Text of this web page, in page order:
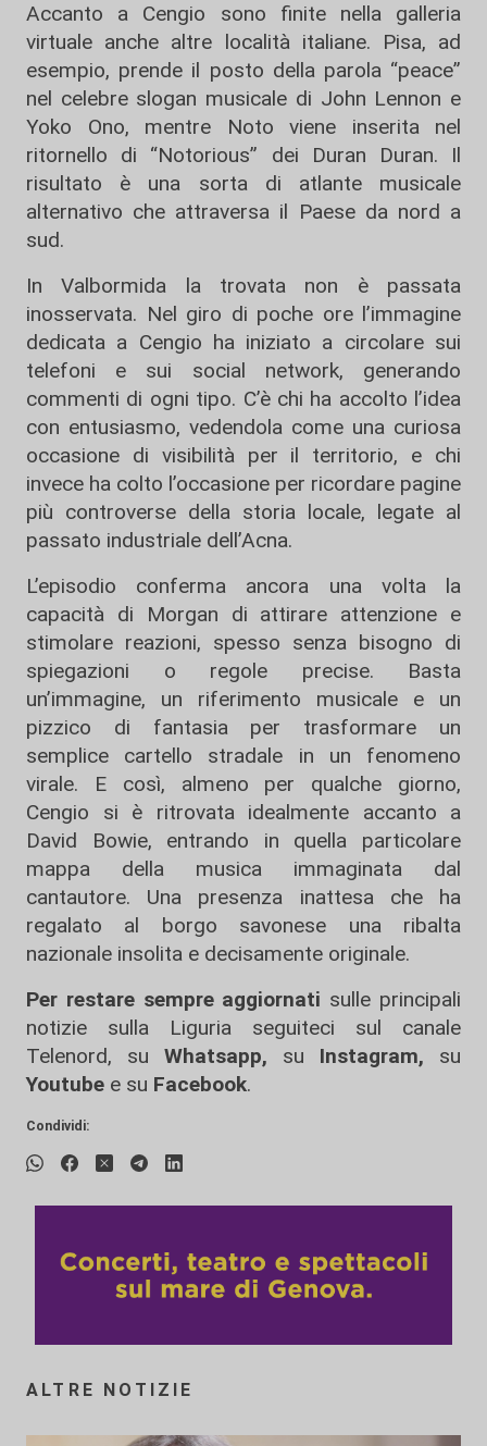
Accanto a Cengio sono finite nella galleria
virtuale anche altre località italiane. Pisa, ad
esempio, prende il posto della parola “peace”
nel celebre slogan musicale di John Lennon e
Yoko Ono, mentre Noto viene inserita nel
ritornello di “Notorious” dei Duran Duran. Il
risultato è una sorta di atlante musicale
alternativo che attraversa il Paese da nord a
sud.
In Valbormida la trovata non è passata
inosservata. Nel giro di poche ore l’immagine
dedicata a Cengio ha iniziato a circolare sui
telefoni e sui social network, generando
commenti di ogni tipo. C’è chi ha accolto l’idea
con entusiasmo, vedendola come una curiosa
occasione di visibilità per il territorio, e chi
invece ha colto l’occasione per ricordare pagine
più controverse della storia locale, legate al
passato industriale dell’Acna.
L’episodio conferma ancora una volta la
capacità di Morgan di attirare attenzione e
stimolare reazioni, spesso senza bisogno di
spiegazioni o regole precise. Basta
un’immagine, un riferimento musicale e un
pizzico di fantasia per trasformare un
semplice cartello stradale in un fenomeno
virale. E così, almeno per qualche giorno,
Cengio si è ritrovata idealmente accanto a
David Bowie, entrando in quella particolare
mappa della musica immaginata dal
cantautore. Una presenza inattesa che ha
regalato al borgo savonese una ribalta
nazionale insolita e decisamente originale.
Per restare sempre aggiornati sulle principali
notizie sulla Liguria seguiteci sul canale
Telenord, su
Whatsapp, su Instagram, su
Youtube e su Facebook.
Condividi:
ALTRE NOTIZIE